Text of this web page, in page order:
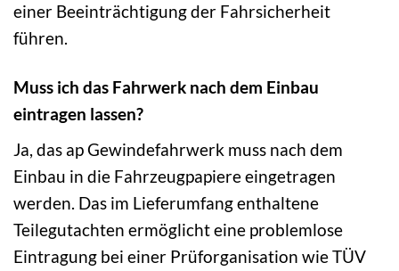
einer Beeinträchtigung der Fahrsicherheit
führen.
Muss ich das Fahrwerk nach dem Einbau
eintragen lassen?
Ja, das ap Gewindefahrwerk muss nach dem
Einbau in die Fahrzeugpapiere eingetragen
werden. Das im Lieferumfang enthaltene
Teilegutachten ermöglicht eine problemlose
Eintragung bei einer Prüforganisation wie TÜV